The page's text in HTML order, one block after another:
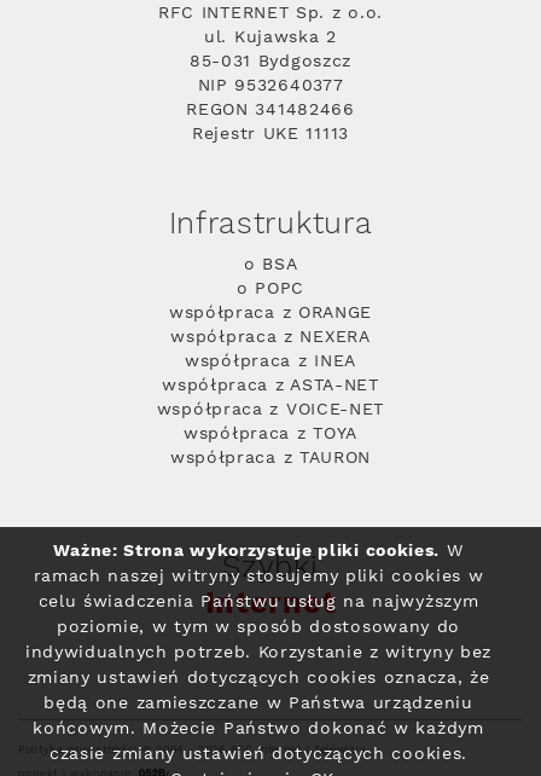
RFC INTERNET Sp. z o.o.
ul. Kujawska 2
85-031 Bydgoszcz
NIP 9532640377
REGON 341482466
Rejestr UKE 11113
Infrastruktura
o BSA
o POPC
współpraca z ORANGE
współpraca z NEXERA
współpraca z INEA
współpraca z ASTA-NET
współpraca z VOICE-NET
współpraca z TOYA
współpraca z TAURON
Szybki
Internet
Polityka prywatności© 2004 - 2026 RFC Internet i Telewizja
Ważne: Strona wykorzystuje pliki cookies. W
ramach naszej witryny stosujemy pliki cookies w
celu świadczenia Państwu usług na najwyższym
poziomie, w tym w sposób dostosowany do
indywidualnych potrzeb. Korzystanie z witryny bez
zmiany ustawień dotyczących cookies oznacza, że
będą one zamieszczane w Państwa urządzeniu
końcowym. Możecie Państwo dokonać w każdym
czasie zmiany ustawień dotyczących cookies.